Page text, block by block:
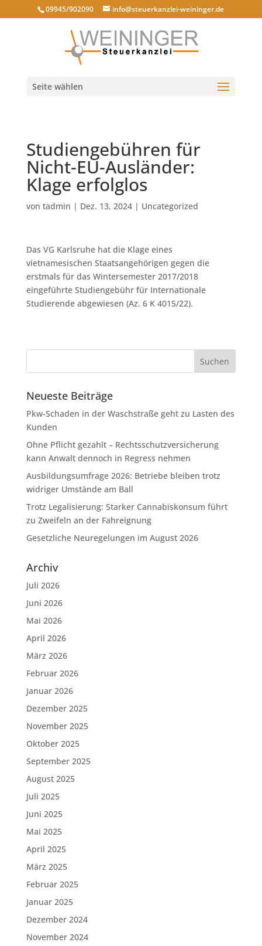
09945/902090 info@steuerkanzlei-weininger.de
Seite wählen
Studiengebühren für
Nicht-EU-Ausländer:
Klage erfolglos
von tadmin | Dez. 13, 2024| Uncategorized
Das VG Karlsruhe hat die Klage eines
vietnamesischen Staatsangehörigen gegen die
erstmals für das Wintersemester 2017/2018
eingeführte Studiengebühr für Internationale
Studierende abgewiesen (Az. 6 K 4015/22).
Neueste Beiträge
Pkw-Schaden in der Waschstraße geht zu Lasten des
Kunden
Ohne Pflicht gezahlt – Rechtsschutzversicherung
kann Anwalt dennoch in Regress nehmen
Ausbildungsumfrage 2026: Betriebe bleiben trotz
widriger Umstände am Ball
Trotz Legalisierung: Starker Cannabiskonsum führt
zu Zweifeln an der Fahreignung
Gesetzliche Neuregelungen im August 2026
Archiv
Juli 2026
Juni 2026
Mai 2026
April 2026
März 2026
Februar 2026
Januar 2026
Dezember 2025
November 2025
Oktober 2025
September 2025
August 2025
Juli 2025
Juni 2025
Mai 2025
April 2025
März 2025
Februar 2025
Januar 2025
Dezember 2024
November 2024